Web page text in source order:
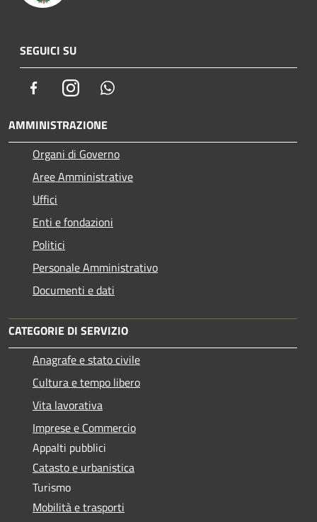
SEGUICI SU
FacebookInstagram
AMMINISTRAZIONE
Organi di Governo
Aree Amministrative
Uffici
Enti e fondazioni
Politici
Personale Amministrativo
Documenti e dati
CATEGORIE DI SERVIZIO
Anagrafe e stato civile
Cultura e tempo libero
Vita lavorativa
Imprese e Commercio
Appalti pubblici
Catasto e urbanistica
Turismo
Mobilità e trasporti